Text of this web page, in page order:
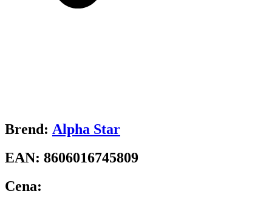
Brend: Alpha Star
EAN: 8606016745809
Cena: